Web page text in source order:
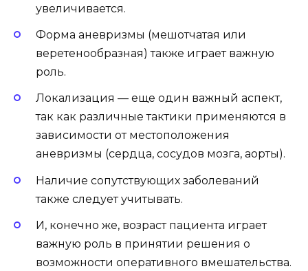
увеличивается.
Форма аневризмы (мешотчатая или
веретенообразная) также играет важную
роль.
Локализация — еще один важный аспект,
так как различные тактики применяются в
зависимости от местоположения
аневризмы (сердца, сосудов мозга, аорты).
Наличие сопутствующих заболеваний
также следует учитывать.
И, конечно же, возраст пациента играет
важную роль в принятии решения о
возможности оперативного вмешательства.